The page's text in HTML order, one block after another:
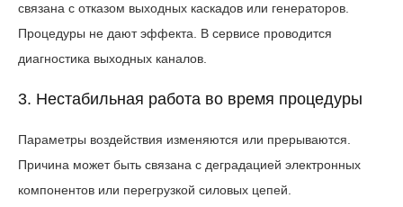
связана с отказом выходных каскадов или генераторов.
Процедуры не дают эффекта. В сервисе проводится
диагностика выходных каналов.
3. Нестабильная работа во время процедуры
Параметры воздействия изменяются или прерываются.
Причина может быть связана с деградацией электронных
компонентов или перегрузкой силовых цепей.